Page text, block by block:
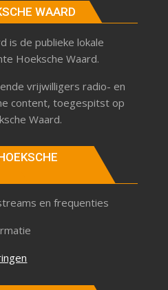
WAARD
is de publieke lokale
Hoeksche Waard.
vrijwilligers radio- en
content, toegespitst op
Waard.
en frequenties